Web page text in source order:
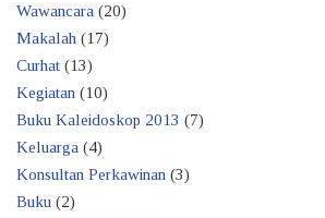
Wawancara (20)
Makalah (17)
Curhat (13)
Kegiatan (10)
Buku Kaleidoskop 2013 (7)
Keluarga (4)
Konsultan Perkawinan (3)
Buku (2)